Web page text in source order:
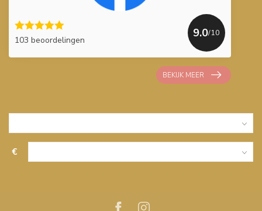
103 beoordelingen
9.0/10
BEKIJK MEER
€